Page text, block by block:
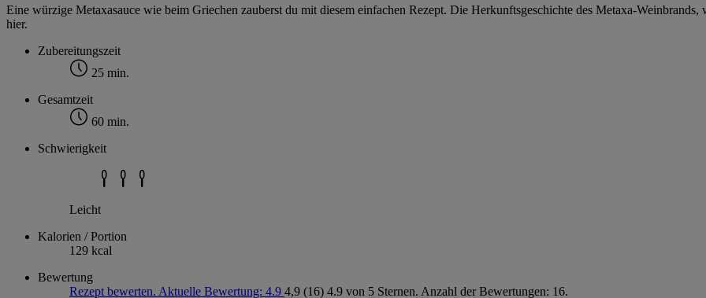
Eine würzige Metaxasauce wie beim Griechen zauberst du mit diesem einfachen Rezept. Die Herkunftsgeschichte des Metaxa-
hier.
Zubereitungszeit
25 min.
Gesamtzeit
60 min.
Schwierigkeit
Leicht
Kalorien / Portion
129 kcal
Bewertung
Rezept bewerten. Aktuelle Bewertung: 4.9 4,9 (16) 4.9 von 5 Sternen. Anzahl der Bewertungen: 16.